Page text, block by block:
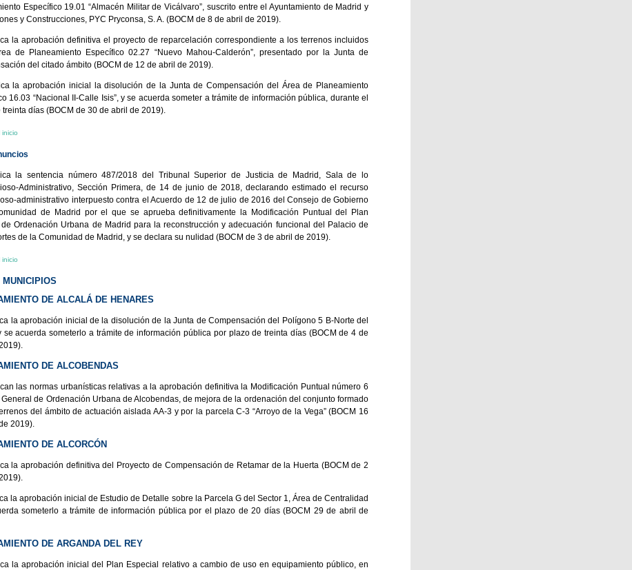
Específico 19.01 “Almacén Militar de Vicálvaro”, suscrito entre el Ayuntamiento de Madrid y
y Construcciones, PYC Pryconsa, S. A. (BOCM de 8 de abril de 2019).
la aprobación definitiva el proyecto de reparcelación correspondiente a los terrenos incluidos
de Planeamiento Específico 02.27 “Nuevo Mahou-Calderón”, presentado por la Junta de
del citado ámbito (BOCM de 12 de abril de 2019).
la aprobación inicial la disolución de la Junta de Compensación del Área de Planeamiento
16.03 “Nacional II-Calle Isis”, y se acuerda someter a trámite de información pública, durante el
treinta días (BOCM de 30 de abril de 2019).
inicio
la sentencia número 487/2018 del Tribunal Superior de Justicia de Madrid, Sala de lo
Administrativo, Sección Primera, de 14 de junio de 2018, declarando estimado el recurso
administrativo interpuesto contra el Acuerdo de 12 de julio de 2016 del Consejo de Gobierno
de Madrid por el que se aprueba definitivamente la Modificación Puntual del Plan
Ordenación Urbana de Madrid para la reconstrucción y adecuación funcional del Palacio de
de la Comunidad de Madrid, y se declara su nulidad (BOCM de 3 de abril de 2019).
inicio
MUNICIPIOS
DE ALCALÁ DE HENARES
la aprobación inicial de la disolución de la Junta de Compensación del Polígono 5 B-Norte del
se acuerda someterlo a trámite de información pública por plazo de treinta días (BOCM de 4 de
DE ALCOBENDAS
las normas urbanísticas relativas a la aprobación definitiva la Modificación Puntual número 6
de Ordenación Urbana de Alcobendas, de mejora de la ordenación del conjunto formado
del ámbito de actuación aislada AA-3 y por la parcela C-3 “Arroyo de la Vega” (BOCM 16
2019).
DE ALCORCÓN
la aprobación definitiva del Proyecto de Compensación de Retamar de la Huerta (BOCM de 2
la aprobación inicial de Estudio de Detalle sobre la Parcela G del Sector 1, Área de Centralidad
someterlo a trámite de información pública por el plazo de 20 días (BOCM 29 de abril de
DE ARGANDA DEL REY
la aprobación inicial del Plan Especial relativo a cambio de uso en equipamiento público, en